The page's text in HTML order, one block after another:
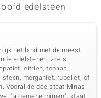
edelsteen
het land met de meest
edelstenen, zoals
citrien, topaas,
sfeen, morganiet, rubeliet, of
Vooral de deelstaat Minas
"algemene mijnen", staat